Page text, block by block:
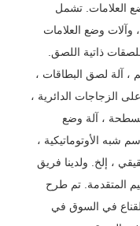
العلامات. تشمل
، وآلات وضع العلامات
ذاتية اللصق.
، آلة لصق البطاقات ،
الزجاجات الدائرية ،
، آلة وضع
شبه الأوتوماتيكية ،
، إلخ. ولدينا فريق
المتقدمة. تم طرح
في السوق في